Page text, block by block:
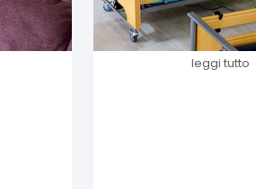
leggi tutto